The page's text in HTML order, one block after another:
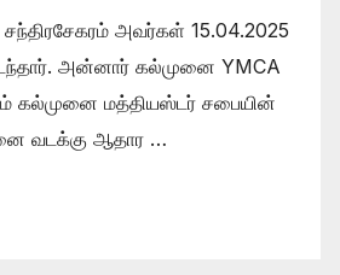
அவர்கள் 15.04.2025
அன்னார் கல்முனை YMCA
கல்முனை மத்தியஸ்டர் சபையின்
வடக்கு ஆதார …